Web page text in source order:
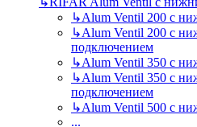
↳Alum Ventil 200 с
↳Alum Ventil 200 с
подключением
↳Alum Ventil 350 с
↳Alum Ventil 350 с
подключением
↳Alum Ventil 500 с
...